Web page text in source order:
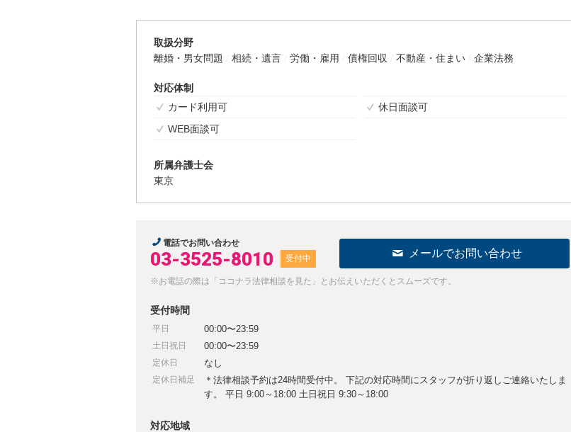
取扱分野
離婚・男女問題
相続・遺言 労働・雇用 債権回収 不動産・住まい 企業法務
対応体制
カード利用可
休日面談可
WEB面談可
所属弁護士会
東京
電話でお問い合わせ
03-3525-8010 受付中 メールでお問い合わせ
※お電話の際は「ココナラ法律相談を見た」とお伝えいただくとスムーズです。
受付時間
平日 00:00〜23:59
土日祝日 00:00〜23:59
定休日 なし
定休日補足
＊法律相談予約は24時間受付中。 下記の対応時間にスタッフが折り返しご連絡いたしま
す。 平日 9:00～18:00 土日祝日 9:30～18:00
対応地域